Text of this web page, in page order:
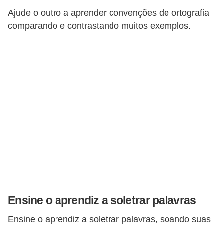
Ajude o outro a aprender convenções de ortografia
comparando e contrastando muitos exemplos.
Ensine o aprendiz a soletrar palavras
Ensine o aprendiz a soletrar palavras, soando suas